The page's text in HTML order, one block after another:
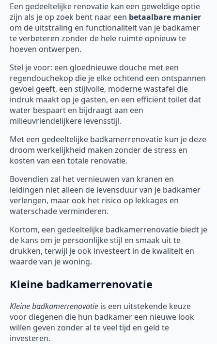
Een gedeeltelijke renovatie kan een geweldige optie
zijn als je op zoek bent naar een betaalbare manier
om de uitstraling en functionaliteit van je badkamer
te verbeteren zonder de hele ruimte opnieuw te
hoeven ontwerpen.
Stel je voor: een gloednieuwe douche met een
regendouchekop die je elke ochtend een ontspannen
gevoel geeft, een stijlvolle, moderne wastafel die
indruk maakt op je gasten, en een efficiënt toilet dat
water bespaart en bijdraagt aan een
milieuvriendelijkere levensstijl.
Met een gedeeltelijke badkamerrenovatie kun je deze
droom werkelijkheid maken zonder de stress en
kosten van een totale renovatie.
Bovendien zal het vernieuwen van kranen en
leidingen niet alleen de levensduur van je badkamer
verlengen, maar ook het risico op lekkages en
waterschade verminderen.
Kortom, een gedeeltelijke badkamerrenovatie biedt je
de kans om je persoonlijke stijl en smaak uit te
drukken, terwijl je ook investeert in de kwaliteit en
waarde van je woning.
Kleine badkamerrenovatie
Kleine badkamerrenovatie is een uitstekende keuze
voor diegenen die hun badkamer een nieuwe look
willen geven zonder al te veel tijd en geld te
investeren.